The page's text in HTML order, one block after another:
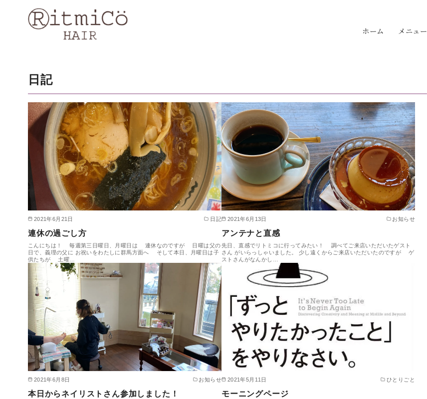
ホーム メニュー
日記
2021年6月21日 日記
連休の過ごし方
こんにちは！ 毎週第三日曜日、月曜日は 連休なのですが 日曜は父の
日で、義理の父に お祝いをわたしに群馬方面へ そして本日、月曜日は子
供たちが 土曜…
2021年6月13日 お知らせ
アンテナと直感
先日、直感でリトミコに行ってみたい！ 調べてご来店いただいたゲスト
さん がいらっしゃいました。 少し遠くからご来店いただいたのですが ゲ
ストさんがなんかし…
2021年6月8日 お知らせ
本日からネイリストさん参加しました！
2021年5月11日 ひとりごと
モーニングページ